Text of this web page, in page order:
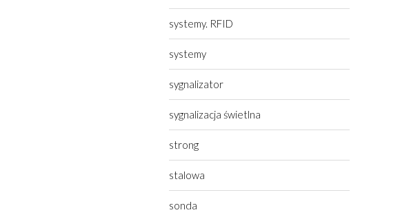
systemy. RFID
systemy
sygnalizator
sygnalizacja świetlna
strong
stalowa
sonda